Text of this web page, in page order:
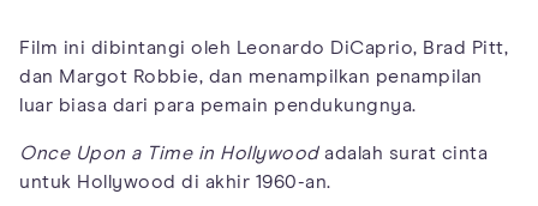
Film ini dibintangi oleh Leonardo DiCaprio, Brad Pitt,
dan Margot Robbie, dan menampilkan penampilan
luar biasa dari para pemain pendukungnya.
Once Upon a Time in Hollywoodadalah surat cinta
untuk Hollywood di akhir 1960-an.